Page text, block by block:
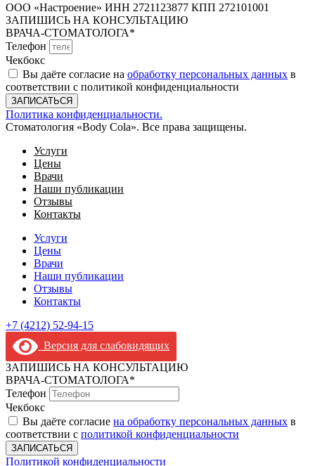
ООО «Настроение» ИНН 2721123877 КПП 272101001
ЗАПИШИСЬ НА КОНСУЛЬТАЦИЮ
ВРАЧА-СТОМАТОЛОГА*
Телефон
Чекбокс
Вы даёте согласие на обработку персональных данных в
соответствии с политикой конфиденциальности
ЗАПИСАТЬСЯ
Политика конфиденциальности.
Стоматология «Body Cola». Все права защищены.
Услуги
Цены
Врачи
Наши публикации
Отзывы
Контакты
Услуги
Цены
Врачи
Наши публикации
Отзывы
Контакты
+7 (4212) 52-94-15
Версия для слабовидящих
ЗАПИШИСЬ НА КОНСУЛЬТАЦИЮ
ВРАЧА-СТОМАТОЛОГА*
Телефон
Чекбокс
Вы даёте согласие на обработку персональных данных в
соответствии с политикой конфиденциальности
ЗАПИСАТЬСЯ
Политикой конфиденциальности